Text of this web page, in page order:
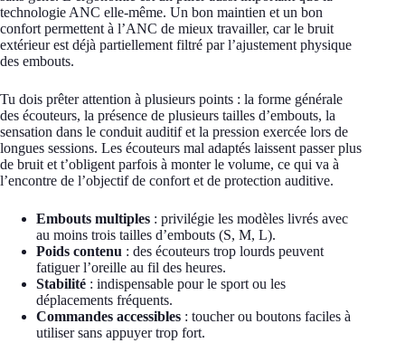
technologie ANC elle-même. Un bon maintien et un bon
confort permettent à l’ANC de mieux travailler, car le bruit
extérieur est déjà partiellement filtré par l’ajustement physique
des embouts.
Tu dois prêter attention à plusieurs points : la forme générale
des écouteurs, la présence de plusieurs tailles d’embouts, la
sensation dans le conduit auditif et la pression exercée lors de
longues sessions. Les écouteurs mal adaptés laissent passer plus
de bruit et t’obligent parfois à monter le volume, ce qui va à
l’encontre de l’objectif de confort et de protection auditive.
Embouts multiples : privilégie les modèles livrés avec
au moins trois tailles d’embouts (S, M, L).
Poids contenu : des écouteurs trop lourds peuvent
fatiguer l’oreille au fil des heures.
Stabilité : indispensable pour le sport ou les
déplacements fréquents.
Commandes accessibles : toucher ou boutons faciles à
utiliser sans appuyer trop fort.